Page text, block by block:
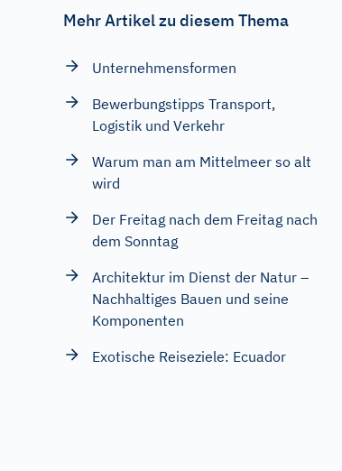
Mehr Artikel zu diesem Thema
Unternehmensformen
Bewerbungstipps Transport,
Logistik und Verkehr
Warum man am Mittelmeer so alt
wird
Der Freitag nach dem Freitag nach
dem Sonntag
Architektur im Dienst der Natur –
Nachhaltiges Bauen und seine
Komponenten
Exotische Reiseziele: Ecuador